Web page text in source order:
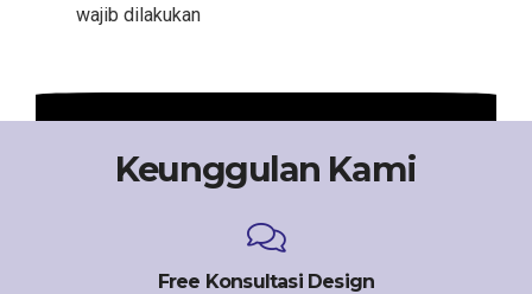
wajib dilakukan
Keunggulan Kami
Free Konsultasi Design